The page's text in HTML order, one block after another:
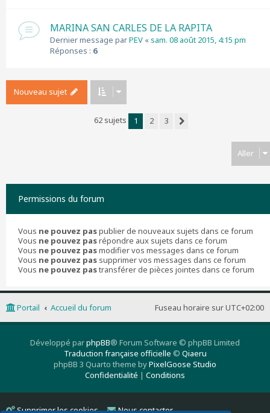
MARINA SAN CARLES DE LA RAPITA
Dernier message parPEV «sam. 08 août 2015, 4:15 pm
Réponses : 6
Nouveau sujet
62 sujets 1 2
3
Aller
Permissions du forum
Vous ne pouvez paspublier de nouveaux sujets dans ce forum
Vous ne pouvez pasrépondre aux sujets dans ce forum
Vous ne pouvez pasmodifier vos messages dans ce forum
Vous ne pouvez pas supprimer vos messages dans ce forum
Vous ne pouvez pastransférer de pièces jointes dans ce forum
Fuseau horaire surUTC+02:00
Portail Accueil du forum
Développé parphpBB® Forum Software © phpBB Limited
Traduction française officielle © Qiaeru
phpBB 3 Quarto theme byPixelGoose Studio
Confidentialité | Conditions
Supprimer les cookies Nous contacter